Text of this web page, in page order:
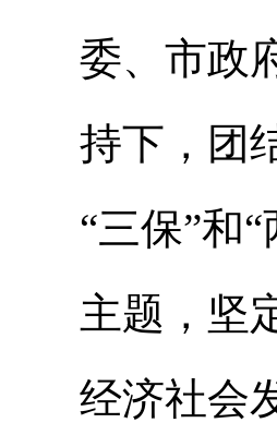
委、市政
持下，团
“三保”和
主题，坚
经济社会